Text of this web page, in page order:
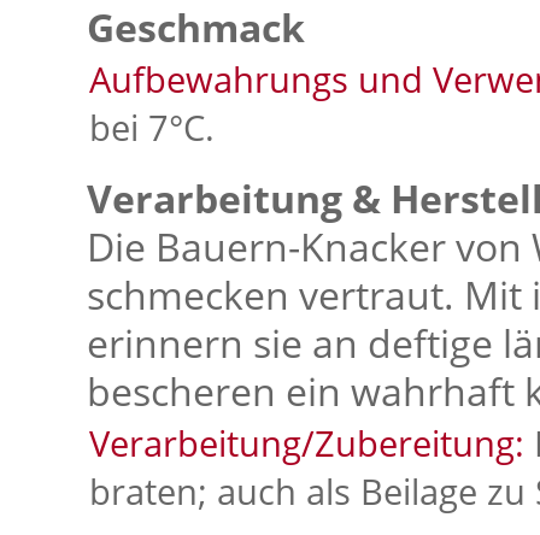
Geschmack
Aufbewahrungs und
bei 7°C.
Verarbeitung &
Die Bauern-Knacker
schmecken vertraut. Mit
erinnern sie an deftige
bescheren ein wahrhaft
Verarbeitung/Zubereitung:
braten; auch als Beilage